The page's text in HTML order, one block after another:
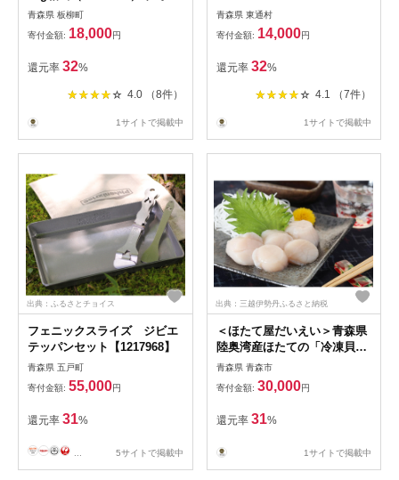
度14度以上
青森県 板柳町
寄付金額: 18,000円
還元率 32%
4.0 （8件）
1サイトで掲載中
青森県 東通村
寄付金額: 14,000円
還元率 32%
4.1 （7件）
1サイトで掲載中
出典：ふるさとチョイス
フェニックスライズ ジビエ
テッパンセット【1217968】
青森県 五戸町
寄付金額: 55,000円
還元率 31%
5サイトで掲載中
出典：三越伊勢丹ふるさと納税
＜ほたて屋だいえい＞青森県
陸奥湾産ほたての「冷凍貝
柱」1kg
青森県 青森市
寄付金額: 30,000円
還元率 31%
1サイトで掲載中